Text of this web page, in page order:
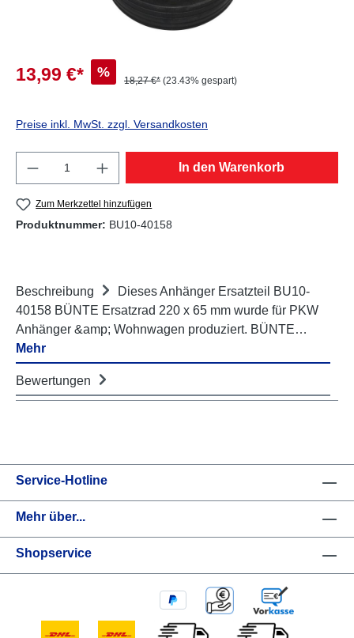
13,99 €* %
18,27 €* (23.43% gespart)
Preise inkl. MwSt. zzgl. Versandkosten
Produkt Anzahl: Gib den gewünschten
In den Warenkorb
Zum Merkzettel hinzufügen
Produktnummer: BU10-40158
Beschreibung
Dieses Anhänger Ersatzteil BU10-
40158 BÜNTE Ersatzrad 220 x 65 mm wurde für PKW
Anhänger &amp; Wohnwagen produziert. BÜNTE…
Mehr
Bewertungen
Service-Hotline
Mehr über...
Shopservice